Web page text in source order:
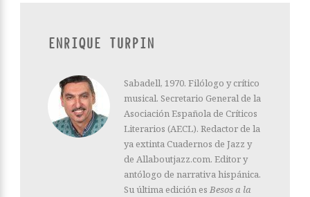
ENRIQUE TURPIN
Sabadell, 1970. Filólogo y crítico
musical. Secretario General de la
Asociación Española de Críticos
Literarios (AECL). Redactor de la
ya extinta Cuadernos de Jazz y
de Allaboutjazz.com. Editor y
antólogo de narrativa hispánica.
Su última edición es Besos a la